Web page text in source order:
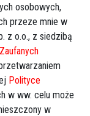
osobowych,
przeze mnie w
z o.o., z siedzibą
Zaufanych
Polityce
w ww. celu może
w